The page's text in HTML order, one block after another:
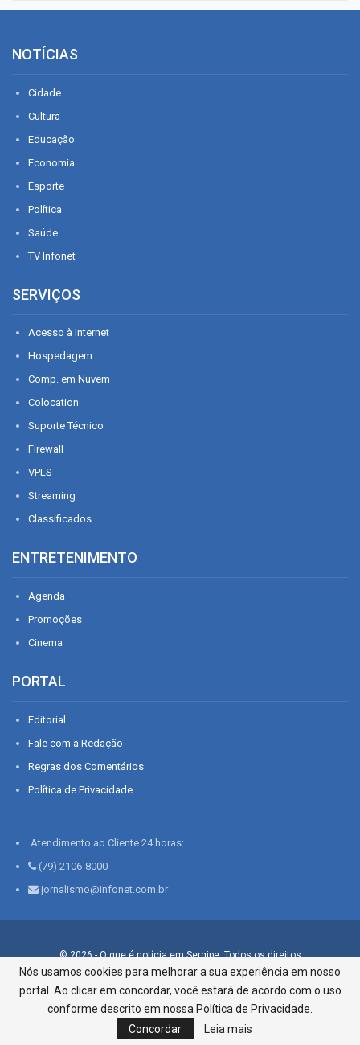
NOTÍCIAS
Cidade
Cultura
Educação
Economia
Esporte
Política
Saúde
TV Infonet
SERVIÇOS
Acesso à Internet
Hospedagem
Comp. em Nuvem
Colocation
Suporte Técnico
Firewall
VPLS
Streaming
Classificados
ENTRETENIMENTO
Agenda
Promoções
Cinema
PORTAL
Editorial
Fale com a Redação
Regras dos Comentários
Política de Privacidade
Atendimento ao Cliente 24 horas:
(79) 2106-8000
jornalismo@infonet.com.br
© 2026 - O que é notícia em Sergipe. Todos os direitos
reservados.
Infonet - Rua Monsenhor Silveira 276, Bairro São José |
Aracaju-SE, CEP 49015-030, Fone: 79.2106.8000 - CI Centro de
Informações LTDA
Nós usamos cookies para melhorar a sua experiência em nosso
portal. Ao clicar em concordar, você estará de acordo com o uso
conforme descrito em nossa Política de Privacidade.
Concordar
Leia mais